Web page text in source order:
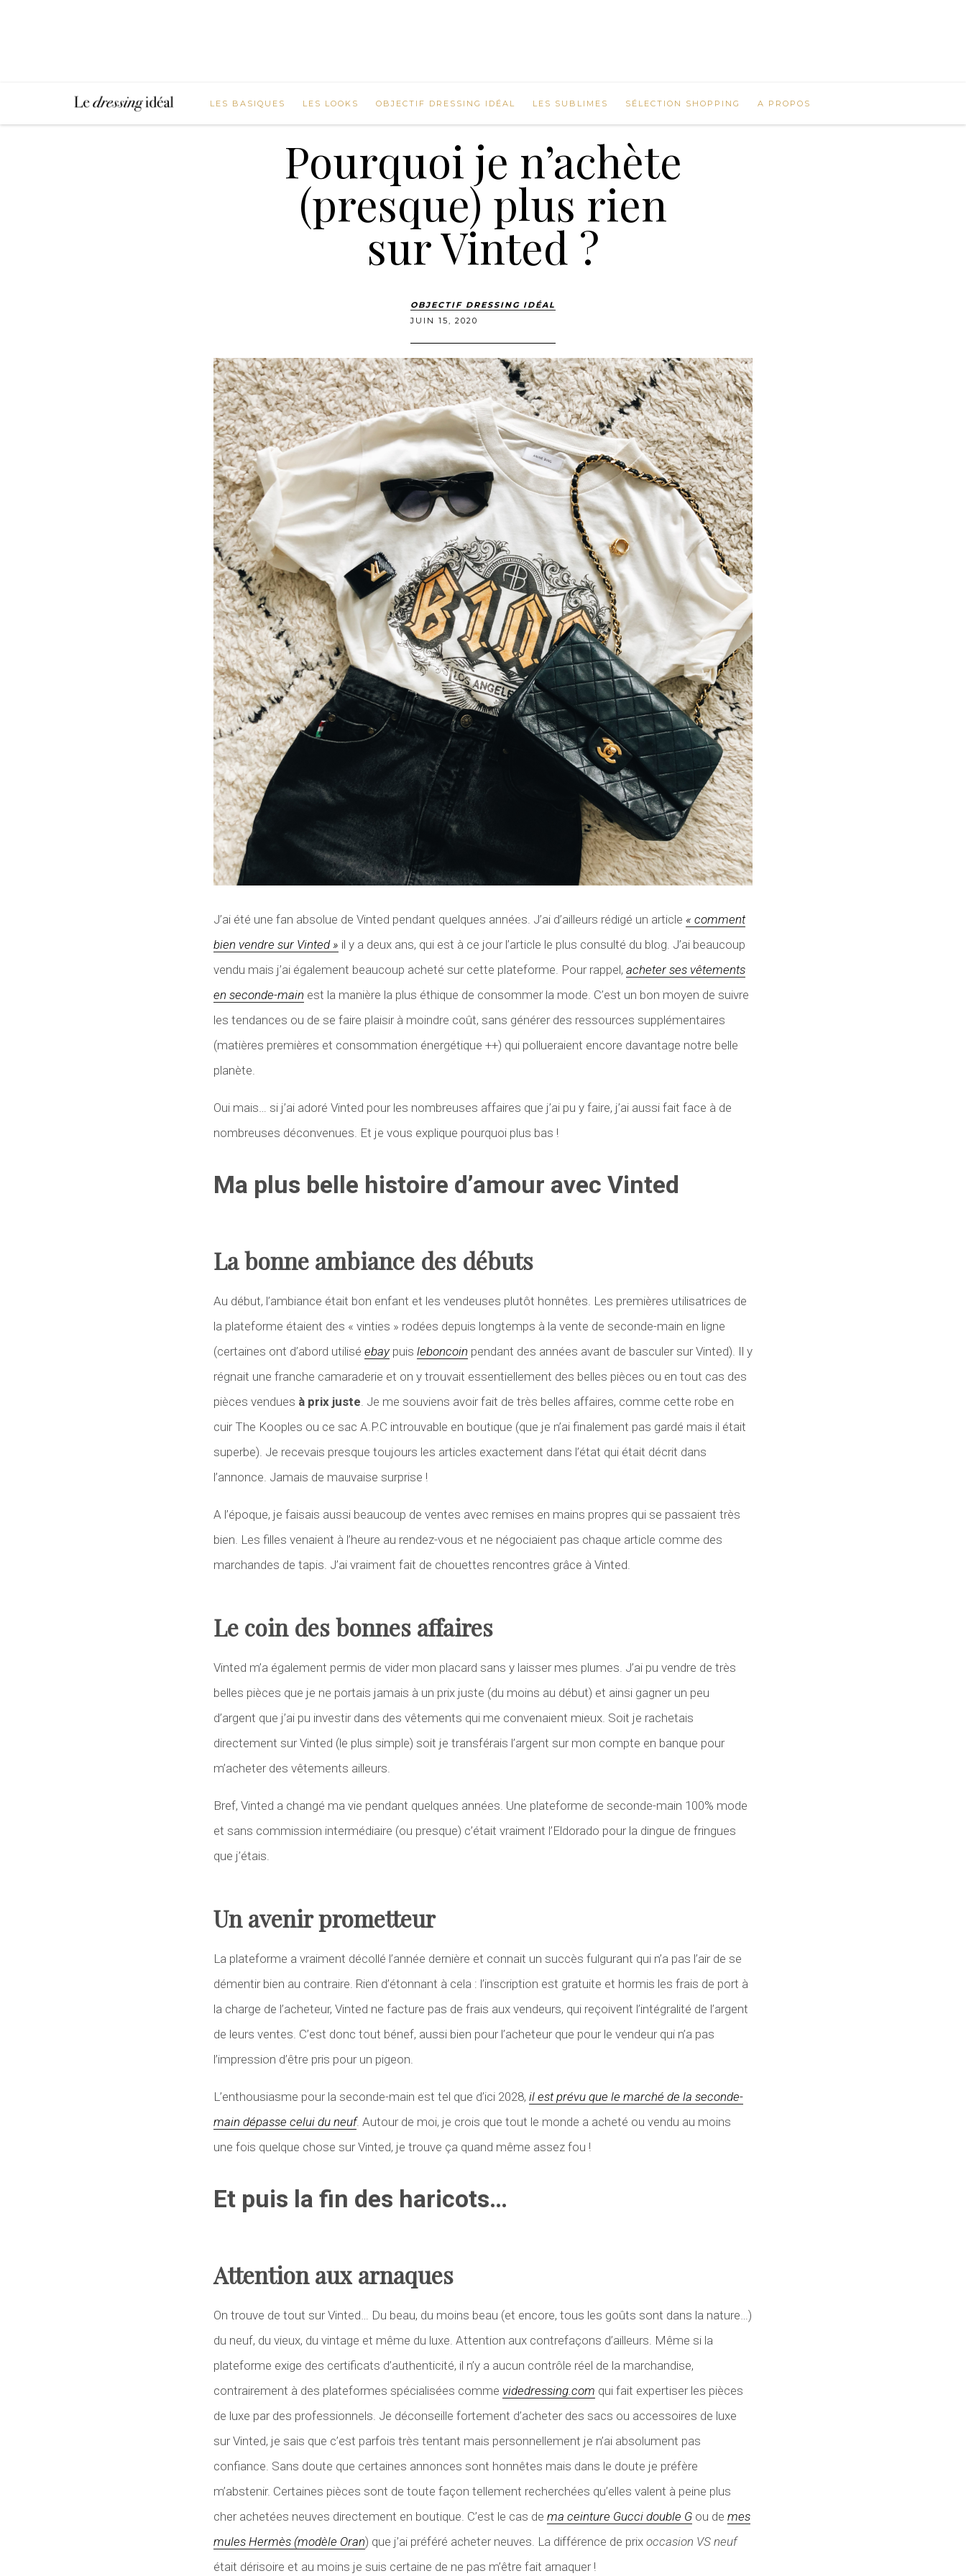
LES BASIQUES LES LOOKS OBJECTIF DRESSING IDÉAL LES SUBLIMES SÉLECTION SHOPPING A PROPOS
Pourquoi je n’achète
(presque) plus rien
sur Vinted ?
OBJECTIF DRESSING IDÉAL
JUIN 15, 2020
J’ai été une fan absolue de Vinted pendant quelques années. J’ai d’ailleurs rédigé un article « comment
bien vendre sur Vinted » il y a deux ans, qui est à ce jour l’article le plus consulté du blog. J’ai beaucoup
vendu mais j’ai également beaucoup acheté sur cette plateforme. Pour rappel, acheter ses vêtements
en seconde-main est la manière la plus éthique de consommer la mode. C’est un bon moyen de suivre
les tendances ou de se faire plaisir à moindre coût, sans générer des ressources supplémentaires
(matières premières et consommation énergétique ++) qui pollueraient encore davantage notre belle
planète.
Oui mais… si j’ai adoré Vinted pour les nombreuses affaires que j’ai pu y faire, j’ai aussi fait face à de
nombreuses déconvenues. Et je vous explique pourquoi plus bas !
Ma plus belle histoire d’amour avec Vinted
La bonne ambiance des débuts
Au début, l’ambiance était bon enfant et les vendeuses plutôt honnêtes. Les premières utilisatrices de
la plateforme étaient des « vinties » rodées depuis longtemps à la vente de seconde-main en ligne
(certaines ont d’abord utilisé ebay puis leboncoin pendant des années avant de basculer sur Vinted). Il y
régnait une franche camaraderie et on y trouvait essentiellement des belles pièces ou en tout cas des
pièces vendues à prix juste . Je me souviens avoir fait de très belles affaires, comme cette robe en
cuir The Kooples ou ce sac A.P.C introuvable en boutique (que je n’ai finalement pas gardé mais il était
superbe). Je recevais presque toujours les articles exactement dans l’état qui était décrit dans
l’annonce. Jamais de mauvaise surprise !
A l’époque, je faisais aussi beaucoup de ventes avec remises en mains propres qui se passaient très
bien. Les filles venaient à l’heure au rendez-vous et ne négociaient pas chaque article comme des
marchandes de tapis. J’ai vraiment fait de chouettes rencontres grâce à Vinted.
Le coin des bonnes affaires
Vinted m’a également permis de vider mon placard sans y laisser mes plumes. J’ai pu vendre de très
belles pièces que je ne portais jamais à un prix juste (du moins au début) et ainsi gagner un peu
d’argent que j’ai pu investir dans des vêtements qui me convenaient mieux. Soit je rachetais
directement sur Vinted (le plus simple) soit je transférais l’argent sur mon compte en banque pour
m’acheter des vêtements ailleurs.
Bref, Vinted a changé ma vie pendant quelques années. Une plateforme de seconde-main 100% mode
et sans commission intermédiaire (ou presque) c’était vraiment l’Eldorado pour la dingue de fringues
que j’étais.
Un avenir prometteur
La plateforme a vraiment décollé l’année dernière et connait un succès fulgurant qui n’a pas l’air de se
démentir bien au contraire. Rien d’étonnant à cela : l’inscription est gratuite et hormis les frais de port à
la charge de l’acheteur, Vinted ne facture pas de frais aux vendeurs, qui reçoivent l’intégralité de l’argent
de leurs ventes. C’est donc tout bénef, aussi bien pour l’acheteur que pour le vendeur qui n’a pas
l’impression d’être pris pour un pigeon.
L’enthousiasme pour la seconde-main est tel que d’ici 2028, il est prévu que le marché de la seconde-
main dépasse celui du neuf. Autour de moi, je crois que tout le monde a acheté ou vendu au moins
une fois quelque chose sur Vinted, je trouve ça quand même assez fou !
Et puis la fin des haricots…
Attention aux arnaques
On trouve de tout sur Vinted… Du beau, du moins beau (et encore, tous les goûts sont dans la nature…)
du neuf, du vieux, du vintage et même du luxe. Attention aux contrefaçons d’ailleurs. Même si la
plateforme exige des certificats d’authenticité, il n’y a aucun contrôle réel de la marchandise,
contrairement à des plateformes spécialisées comme videdressing.com qui fait expertiser les pièces
de luxe par des professionnels. Je déconseille fortement d’acheter des sacs ou accessoires de luxe
sur Vinted, je sais que c’est parfois très tentant mais personnellement je n’ai absolument pas
confiance. Sans doute que certaines annonces sont honnêtes mais dans le doute je préfère
m’abstenir. Certaines pièces sont de toute façon tellement recherchées qu’elles valent à peine plus
cher achetées neuves directement en boutique. C’est le cas de ma ceinture Gucci double G ou de mes
mules Hermès (modèle Oran) que j’ai préféré acheter neuves. La différence de prix occasion VS neuf
était dérisoire et au moins je suis certaine de ne pas m’être fait arnaquer !